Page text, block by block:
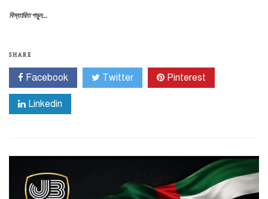
বিস্তারিত পড়ুন...
SHARE
Facebook Twitter Pinterest
Linkedin